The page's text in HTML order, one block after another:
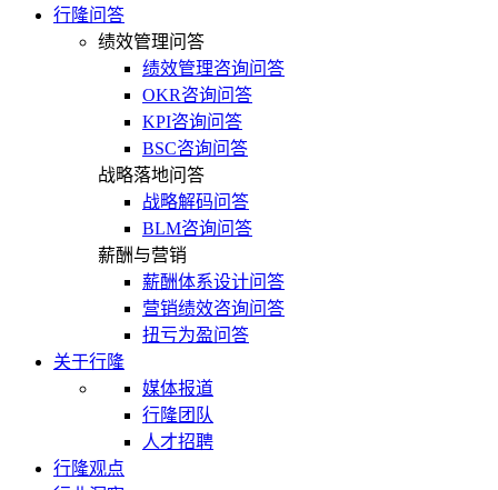
行隆问答
绩效管理问答
绩效管理咨询问答
OKR咨询问答
KPI咨询问答
BSC咨询问答
战略落地问答
战略解码问答
BLM咨询问答
薪酬与营销
薪酬体系设计问答
营销绩效咨询问答
扭亏为盈问答
关于行隆
媒体报道
行隆团队
人才招聘
行隆观点